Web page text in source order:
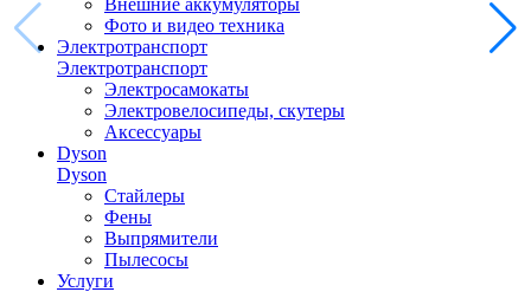
Внешние аккумуляторы
Фото и видео техника
Электротранспорт
Электротранспорт
Электросамокаты
Электровелосипеды, скутеры
Аксессуары
Dyson
Dyson
Стайлеры
Фены
Выпрямители
Пылесосы
Услуги